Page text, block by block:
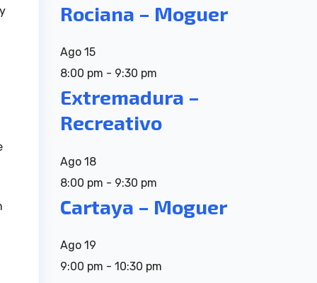
Rociana – Moguer
Ago 15
8:00 pm - 9:30 pm
Extremadura –
Recreativo
Ago 18
8:00 pm - 9:30 pm
Cartaya – Moguer
Ago 19
9:00 pm - 10:30 pm